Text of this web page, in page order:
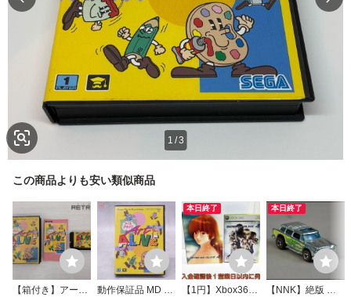
1 /3
この商品よりも安い類似商品
【箱付き】アート
動作保証品 MD メ
本日終了
【1円】Xbox360
本日終了
【NNK】絶版 香